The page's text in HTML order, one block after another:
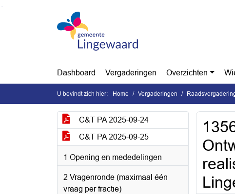
Ga naar de inhoud van deze pagina
Dashboard Vergaderingen Overzichten
U bevindt zich hier: Home Vergaderingen
C&T PA 2025-09-24
C&T PA 2025-09-25
1 Opening en mededelingen
2 Vragenronde (maximaal één
vraag per fractie)